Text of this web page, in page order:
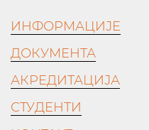
ИНФОРМАЦИЈЕ
ДОКУМЕНТА
АКРЕДИТАЦИЈА
СТУДЕНТИ